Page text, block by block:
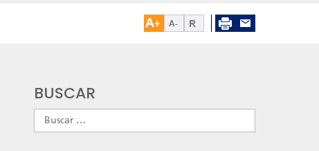
BUSCAR
Buscar: